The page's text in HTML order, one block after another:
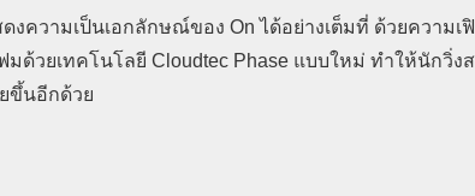
ความเป็นเอกลักษณ์ของ On ได้อย่างเต็มที่ ด้วยความเฟิ
มด้วยเทคโนโลยี Cloudtec Phase แบบใหม่ ทำให้นักวิ่ง
ขึ้นอีกด้วย